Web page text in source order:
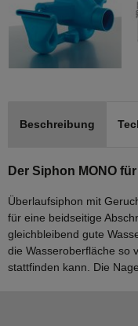
Beschreibung
Der Siphon MONO
Überlaufsiphon mit
für eine beidseitige
gleichbleibend gute
die Wasseroberfläche so
stattfinden kann. Die